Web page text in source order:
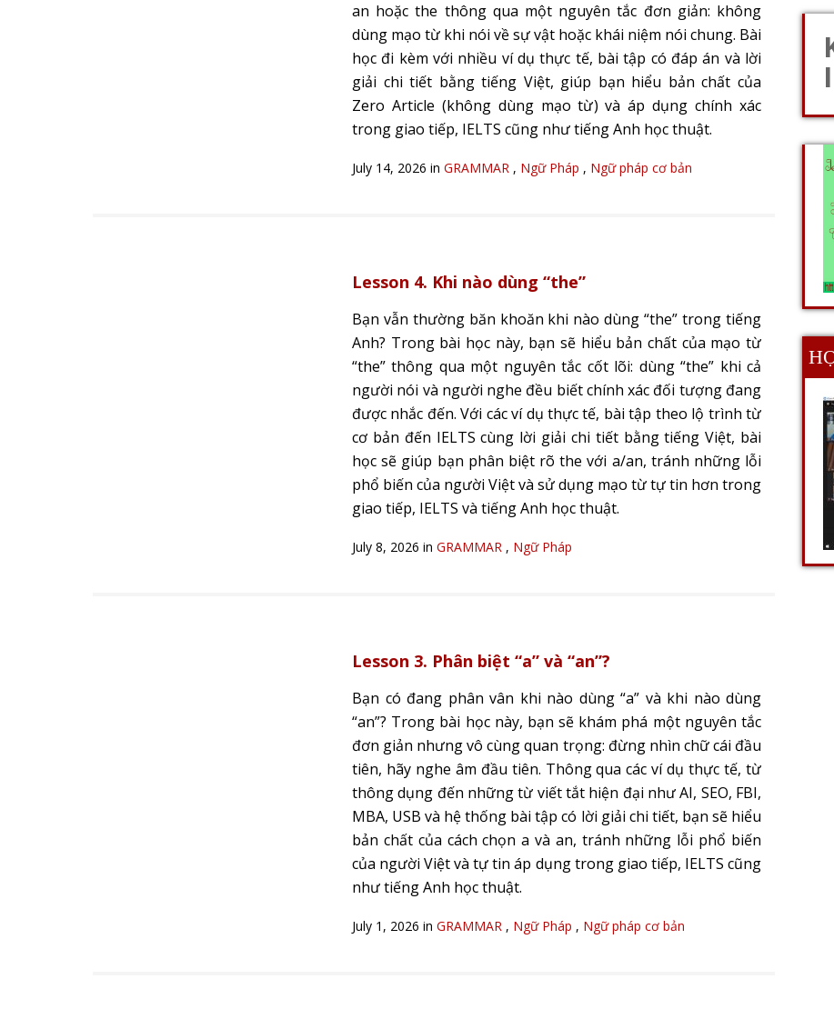
an hoặc the thông qua một nguyên tắc đơn giản: không
dùng mạo từ khi nói về sự vật hoặc khái niệm nói chung. Bài
học đi kèm với nhiều ví dụ thực tế, bài tập có đáp án và lời
giải chi tiết bằng tiếng Việt, giúp bạn hiểu bản chất của
Zero Article (không dùng mạo từ) và áp dụng chính xác
trong giao tiếp, IELTS cũng như tiếng Anh học thuật.
July 14, 2026 in GRAMMAR , Ngữ Pháp , Ngữ pháp cơ bản
Lesson 4. Khi nào dùng “the”
Bạn vẫn thường băn khoăn khi nào dùng “the” trong tiếng
Anh? Trong bài học này, bạn sẽ hiểu bản chất của mạo từ
“the” thông qua một nguyên tắc cốt lõi: dùng “the” khi cả
người nói và người nghe đều biết chính xác đối tượng đang
được nhắc đến. Với các ví dụ thực tế, bài tập theo lộ trình từ
cơ bản đến IELTS cùng lời giải chi tiết bằng tiếng Việt, bài
học sẽ giúp bạn phân biệt rõ the với a/an, tránh những lỗi
phổ biến của người Việt và sử dụng mạo từ tự tin hơn trong
giao tiếp, IELTS và tiếng Anh học thuật.
July 8, 2026 in GRAMMAR , Ngữ Pháp
Lesson 3. Phân biệt “a” và “an”?
Bạn có đang phân vân khi nào dùng “a” và khi nào dùng
“an”? Trong bài học này, bạn sẽ khám phá một nguyên tắc
đơn giản nhưng vô cùng quan trọng: đừng nhìn chữ cái đầu
tiên, hãy nghe âm đầu tiên. Thông qua các ví dụ thực tế, từ
thông dụng đến những từ viết tắt hiện đại như AI, SEO, FBI,
MBA, USB và hệ thống bài tập có lời giải chi tiết, bạn sẽ hiểu
bản chất của cách chọn a và an, tránh những lỗi phổ biến
của người Việt và tự tin áp dụng trong giao tiếp, IELTS cũng
như tiếng Anh học thuật.
July 1, 2026 in GRAMMAR , Ngữ Pháp , Ngữ pháp cơ bản